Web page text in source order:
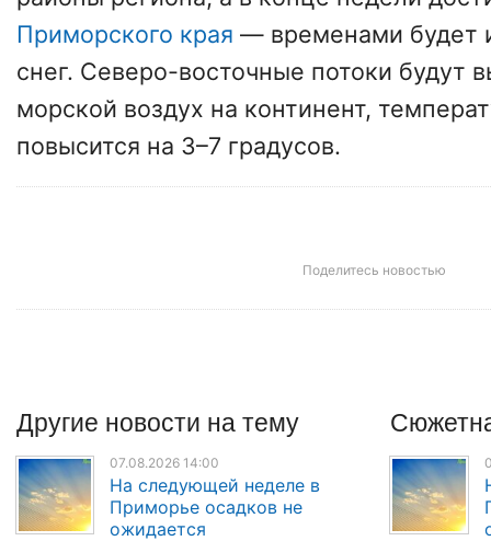
Приморского края — временами будет
снег. Северо-восточные потоки будут
морской воздух на континент,
повысится на 3–7 градусов.
Поделитесь новостью
Другие новости на тему
07.08.2026 14:00
На следующей неделе в
Приморье осадков не
ожидается